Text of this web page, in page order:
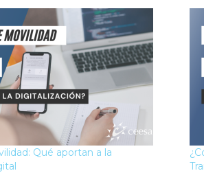
Qué aportan a la